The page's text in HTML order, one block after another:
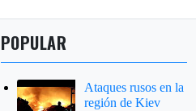
POPULAR
Ataques rusos en la
región de Kiev